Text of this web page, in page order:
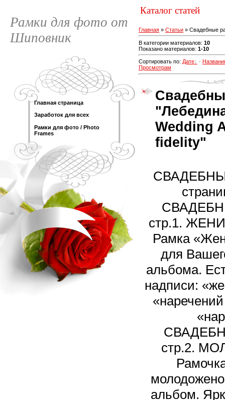
Рамки для фото от
Шиповник
Главная страница
Заработок для всех
Рамки для фото / Photo
Frames
Каталог статей
Главная » Статьи » Свадебные
В категории материалов: 10
Показано материалов: 1-10
Сортировать по: Дате ·
Просмотрам
Wedding
fidelity"
стр.1.
Рамка
для
альбома.
надписи:
стр.2.
альбом.